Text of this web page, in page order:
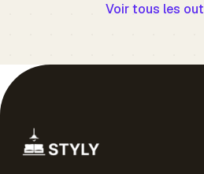
Voir tous les